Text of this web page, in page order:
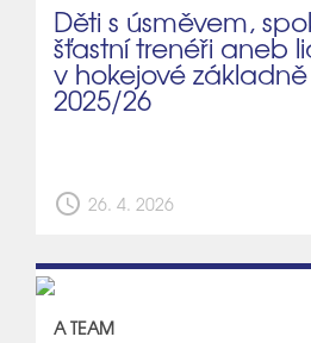
Děti s úsměvem,
šťastní trenéři aneb
v hokejové
2025/26
schedule 26. 4. 2026
A TEAM